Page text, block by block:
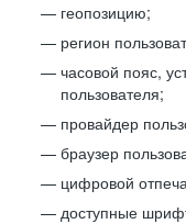
геопозицию;
регион
часовой пояс,
пользователя;
провайдер
браузер
цифровой
доступные